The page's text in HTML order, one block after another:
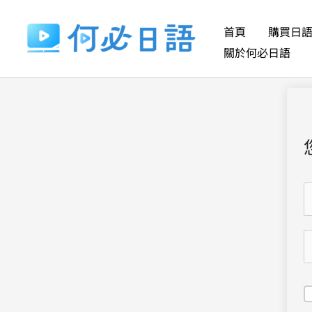
要
首頁 購買日
關於何必日語